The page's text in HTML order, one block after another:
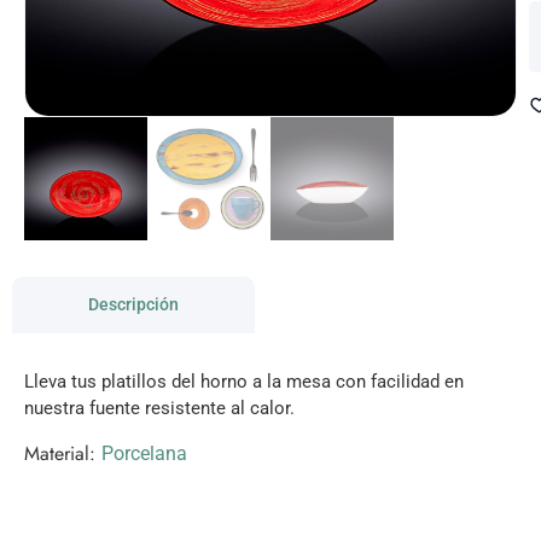
Descripción
Lleva tus platillos del horno a la mesa con facilidad en
nuestra fuente resistente al calor.
Material: Porcelana